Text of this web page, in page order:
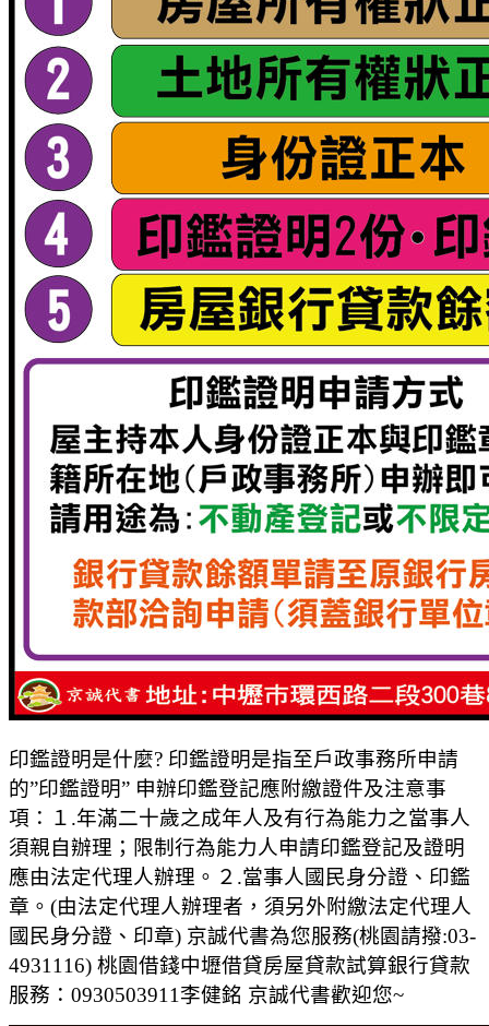
印鑑證明是什麼? 印鑑證明是指至戶政事務所申請
的”印鑑證明” 申辦印鑑登記應附繳證件及注意事
項：１.年滿二十歲之成年人及有行為能力之當事人
須親自辦理；限制行為能力人申請印鑑登記及證明
應由法定代理人辦理。２.當事人國民身分證、印鑑
章。(由法定代理人辦理者，須另外附繳法定代理人
國民身分證、印章) 京誠代書為您服務(桃園請撥:03-
4931116) 桃園借錢中壢借貸房屋貸款試算銀行貸款
服務：0930503911李健銘 京誠代書歡迎您~